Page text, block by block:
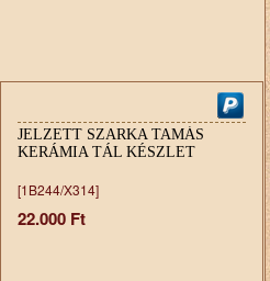
JELZETT SZARKA TAMÁS
KERÁMIA TÁL KÉSZLET
[1B244/X314]
22.000 Ft